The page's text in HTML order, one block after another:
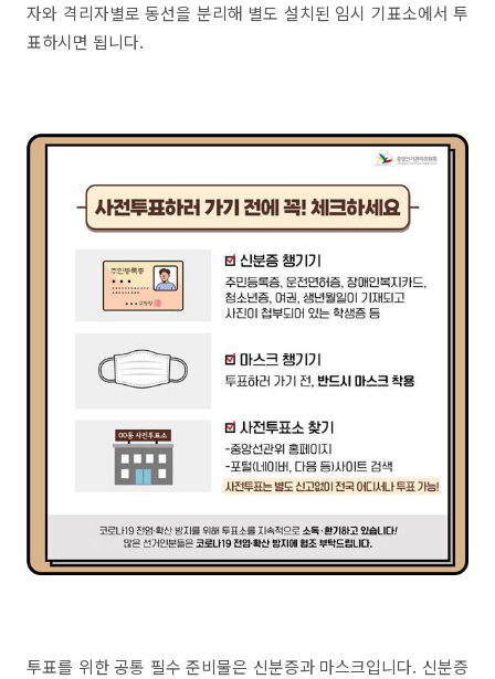
자와 격리자별로 동선을 분리해 별도 설치된 임시 기표소에서 투
표하시면 됩니다.
투표를 위한 공통 필수 준비물은 신분증과 마스크입니다. 신분증